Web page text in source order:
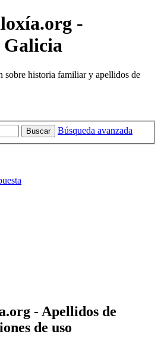
-
Galicia
sobre historia familiar y apellidos de
Buscar Búsqueda avanzada
- Apellidos de
de uso